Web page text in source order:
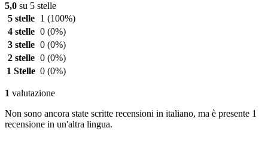
5,0 su 5 stelle
5 stelle
1 (100%)
4 stelle 0 (0%)
3 stelle 0 (0%)
2 stelle 0 (0%)
1 Stelle 0 (0%)
1 valutazione
Non sono ancora state scritte recensioni in italiano, ma è presente 1
recensione in un'altra lingua.